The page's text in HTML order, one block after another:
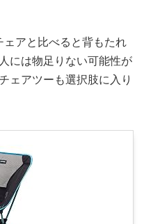
ェアと比べると背もたれ
には物足りない可能性が
ェアツーも選択肢に入り